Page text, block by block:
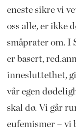
eneste sikre vi
oss alle, er ikke
småprater om.
er basert,
innesluttethet,
vår egen
skal dø. Vi går
eufemismer – vi